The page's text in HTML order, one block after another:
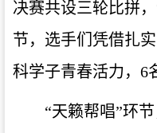
决赛共设三轮比拼
节，选手们凭借扎
科学子青春活力，6
“天籁帮唱”环